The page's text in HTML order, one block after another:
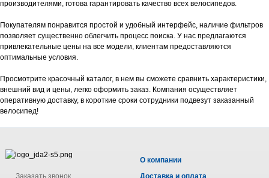
производителями, готова гарантировать качество всех велосипедов.
Покупателям понравится простой и удобный интерфейс, наличие фильтров
позволяет существенно облегчить процесс поиска. У нас предлагаются
привлекательные цены на все модели, клиентам предоставляются
оптимальные условия.
Просмотрите красочный каталог, в нем вы сможете сравнить характеристики,
внешний вид и цены, легко оформить заказ. Компания осуществляет
оперативную доставку, в короткие сроки сотрудники подвезут заказанный
велосипед!
Заказать звонок
О компании
Доставка и оплата